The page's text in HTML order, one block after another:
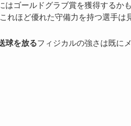
はゴールドグラブ賞を獲得するか
れほど優れた守備力を持つ選手は
球を放るフィジカルの強さは既に